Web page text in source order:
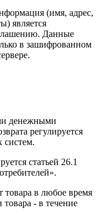
(имя, адрес,
является
Данные
в зашифрованном
денежными
регулируется
статьей 26.1
товара в любое время
товара - в течение